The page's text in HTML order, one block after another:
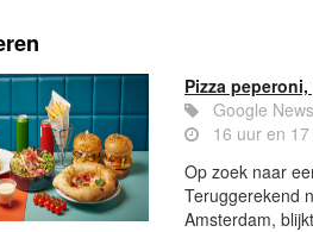
Pizza
Google News
16 uur en
Op zoek naar
Teruggerekend
Amsterdam,